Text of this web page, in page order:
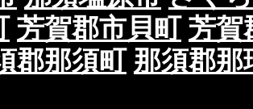
芳賀郡市貝町 芳賀
郡那須町 那須郡那